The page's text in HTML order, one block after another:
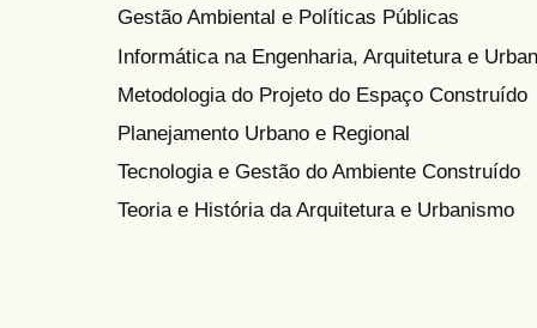
Gestão Ambiental e Políticas Públicas
Informática na Engenharia, Arquitetura e
Metodologia do Projeto do Espaço Construído
Planejamento Urbano e Regional
Tecnologia e Gestão do Ambiente Construído
Teoria e História da Arquitetura e Urbanismo